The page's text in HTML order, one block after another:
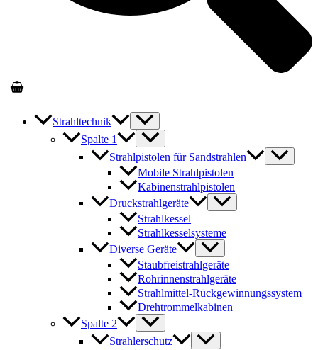
Strahltechnik
Spalte 1
Strahlpistolen für Sandstrahlen
Mobile Strahlpistolen
Kabinenstrahlpistolen
Druckstrahlgeräte
Strahlkessel
Strahlkesselsysteme
Diverse Geräte
Staubfreistrahlgeräte
Rohrinnenstrahlgeräte
Strahlmittel-Rückgewinnungssystem
Drehtrommelkabinen
Spalte 2
Strahlerschutz